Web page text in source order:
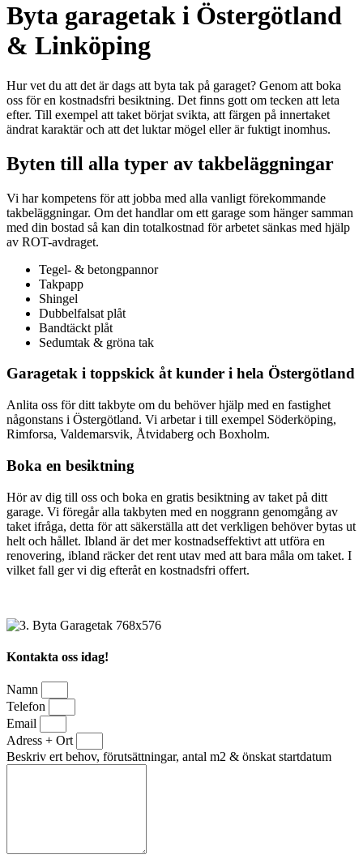
Byta garagetak i Östergötland
& Linköping
Hur vet du att det är dags att byta tak på garaget? Genom att boka
oss för en kostnadsfri besiktning. Det finns gott om tecken att leta
efter. Till exempel att taket börjat svikta, att färgen på innertaket
ändrat karaktär och att det luktar mögel eller är fuktigt inomhus.
Byten till alla typer av takbeläggningar
Vi har kompetens för att jobba med alla vanligt förekommande
takbeläggningar. Om det handlar om ett garage som hänger samman
med din bostad så kan din totalkostnad för arbetet sänkas med hjälp
av ROT-avdraget.
Tegel- & betongpannor
Takpapp
Shingel
Dubbelfalsat plåt
Bandtäckt plåt
Sedumtak & gröna tak
Garagetak i toppskick åt kunder i hela Östergötland
Anlita oss för ditt takbyte om du behöver hjälp med en fastighet
någonstans i Östergötland. Vi arbetar i till exempel Söderköping,
Rimforsa, Valdemarsvik, Åtvidaberg och Boxholm.
Boka en besiktning
Hör av dig till oss och boka en gratis besiktning av taket på ditt
garage. Vi föregår alla takbyten med en noggrann genomgång av
taket ifråga, detta för att säkerställa att det verkligen behöver bytas ut
helt och hållet. Ibland är det mer kostnadseffektivt att utföra en
renovering, ibland räcker det rent utav med att bara måla om taket. I
vilket fall ger vi dig efteråt en kostnadsfri offert.
Kontakta oss idag!
Namn
Telefon
Email
Adress + Ort
Beskriv ert behov, förutsättningar, antal m2 & önskat startdatum